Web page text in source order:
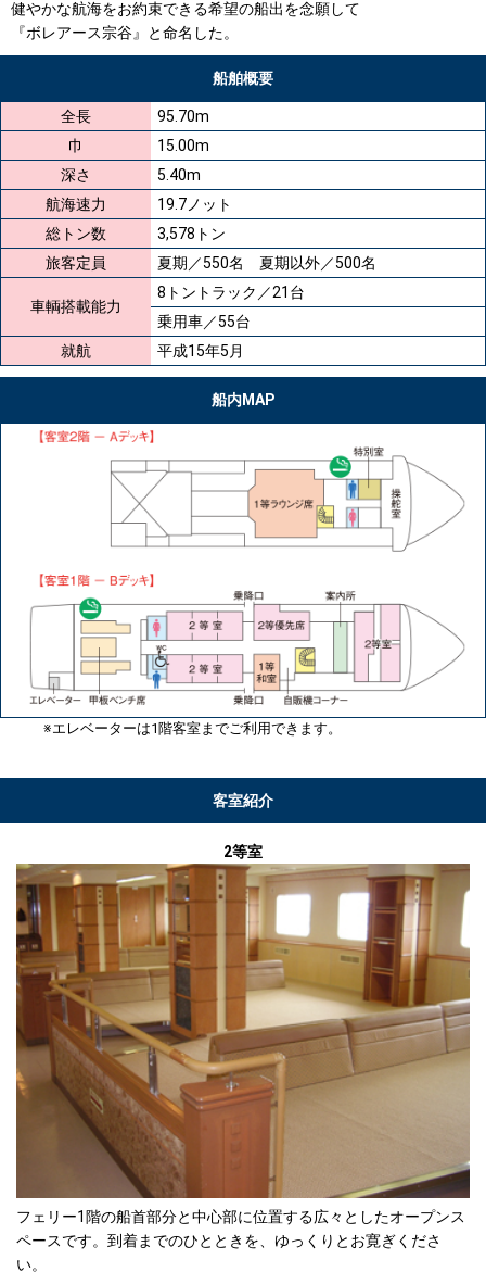
健やかな航海をお約束できる希望の船出を念願して
『ボレアース宗谷』と命名した。
船舶概要
全長
95.70m
巾
15.00m
深さ
5.40m
航海速力
19.7ノット
総トン数
3,578トン
旅客定員
夏期／550名 夏期以外／500名
車輌搭載能力
8トントラック／21台
乗用車／55台
就航
平成15年5月
船内MAP
※エレベーターは1階客室までご利用できます。
客室紹介
2等室
フェリー1階の船首部分と中心部に位置する広々としたオープンス
ペースです。到着までのひとときを、ゆっくりとお寛ぎくださ
い。